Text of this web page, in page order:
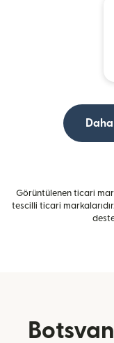
Görüntülenen ticari
tescilli ticari